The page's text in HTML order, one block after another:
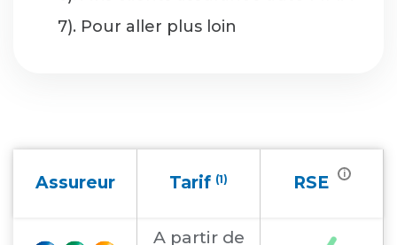
7). Pour aller plus loin
Assureur Tarif (1) RSE i
A partir de